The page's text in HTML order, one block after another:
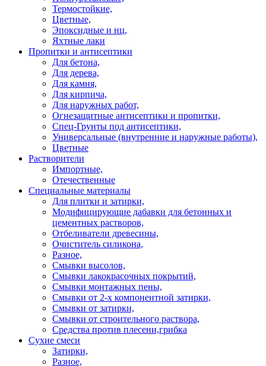
Термостойкие,
Цветные,
Эпоксидные и нц,
Яхтные лаки
Пропитки и антисептики
Для бетона,
Для дерева,
Для камня,
Для кирпича,
Для наружных работ,
Огнезащитные антисептики и пропитки,
Спец-Грунты под антисептики,
Универсальные (внутренние и наружные работы),
Цветные
Растворители
Импортные,
Отечественные
Специальные материалы
Для плитки и затирки,
Модифицирующие дабавки для бетонных и
цементных растворов,
Отбеливатели древесины,
Очиститель силикона,
Разное,
Смывки высолов,
Смывки лакокрасочных покрытий,
Смывки монтажных пены,
Смывки от 2-х компонентной затирки,
Смывки от затирки,
Смывки от строительного раствора,
Средства против плесени,грибка
Сухие смеси
Затирки,
Разное,